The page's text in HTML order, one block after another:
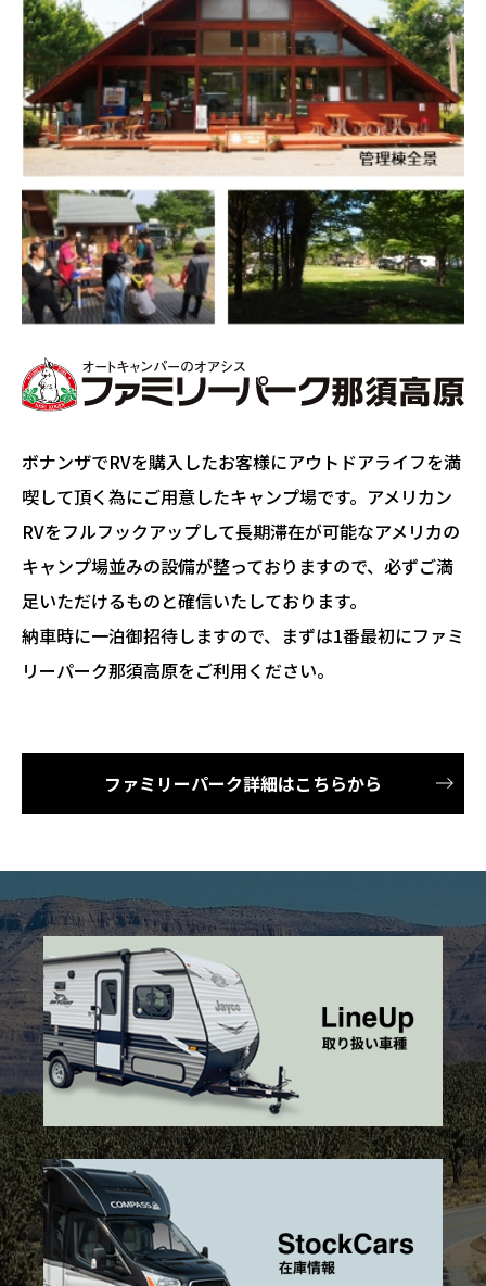
ボナンザでRVを購入したお客様にアウトドアライフを満
喫して頂く為にご用意したキャンプ場です。アメリカン
RVをフルフックアップして長期滞在が可能なアメリカの
キャンプ場並みの設備が整っておりますので、必ずご満
足いただけるものと確信いたしております。
納車時に一泊御招待しますので、まずは1番最初にファミ
リーパーク那須高原をご利用ください。
ファミリーパーク詳細はこちらから